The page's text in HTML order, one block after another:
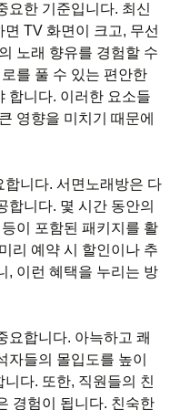
요한 기준입니다. 최신
TV 화면이 크고, 무선
노래 향유를 경험할 수
를 풀 수 있는 편안한
합니다. 이러한 요소들
영향을 미치기 때문에
니다. 서면노래방은 다
합니다. 몇 시간 동안의
이 포함된 패키지를 활
리 예약 시 할인이나 추
, 이런 혜택을 누리는 방
요합니다. 아늑하고 쾌
자들의 몰입도를 높이
다. 또한, 직원들의 친
경험이 됩니다. 친숙한